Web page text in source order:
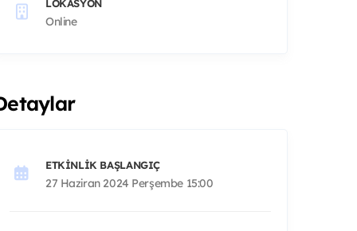
LOKASYON
Online
ETKINLIK BAŞLANGIÇ
27 Haziran 2024 Perşembe 15:00